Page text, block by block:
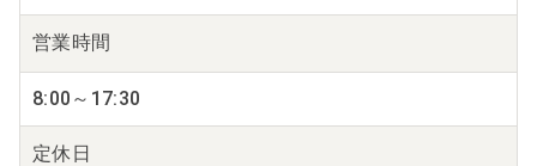
営業時間
8:00～17:30
定休日